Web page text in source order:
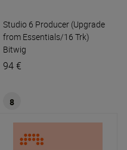
Studio 6 Producer (Upgrade
from Essentials/16 Trk)
Bitwig
94 €
8